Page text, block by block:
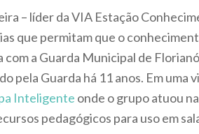
– líder da VIA Estação
que permitam que o
a Guarda Municipal de
pela Guarda há 11 anos. Em uma
Inteligente onde o grupo atuou
pedagógicos para uso em